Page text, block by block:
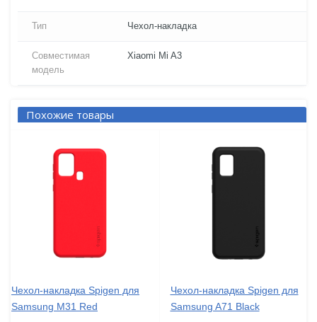
Тип Чехол-накладка
Совместимая
модель
Xiaomi Mi A3
Похожие товары
Чехол-накладка Spigen для
Samsung M31 Red
Чехол-накладка Spigen для
Samsung A71 Black